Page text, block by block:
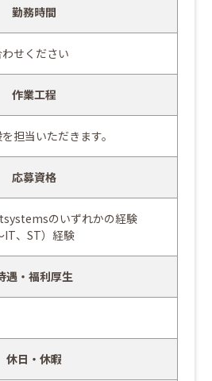
勤務時間
せください
作業工程
担当いただきます。
応募資格
のいずれかの経験
IT、ST）経験
遇・福利厚生
休日・休暇